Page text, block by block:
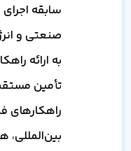
سابقه
صنعتی و
به ارائه
تأمین
راهکارهای
بین‌المللی،